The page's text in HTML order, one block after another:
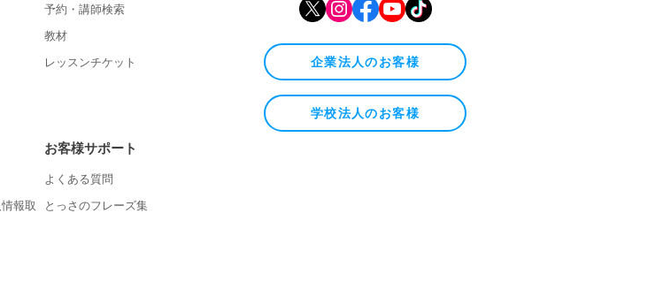
予約・講師検索
教材
レッスンチケット
報取
お客様サポート
よくある質問
とっさのフレーズ集
企業法人のお客様
学校法人のお客様